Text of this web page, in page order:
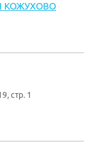
КОЖУХОВО
стр. 1